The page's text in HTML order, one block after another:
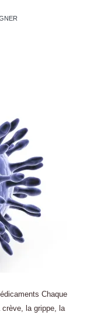
Chaque
crève, la grippe, la